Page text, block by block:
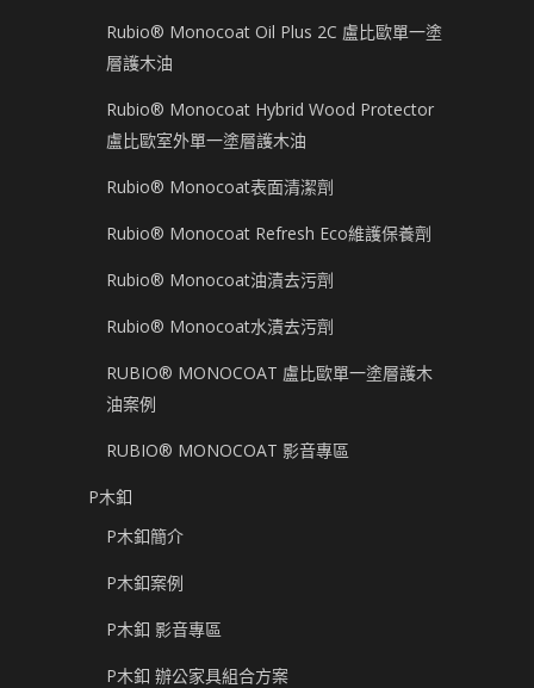
Rubio® Monocoat Oil Plus 2C 盧比歐單一塗
層護木油
Rubio® Monocoat Hybrid Wood Protector
盧比歐室外單一塗層護木油
Rubio® Monocoat表面清潔劑
Rubio® Monocoat Refresh Eco維護保養劑
Rubio® Monocoat油漬去污劑
Rubio® Monocoat水漬去污劑
RUBIO® MONOCOAT 盧比歐單一塗層護木
油案例
RUBIO® MONOCOAT 影音專區
P木釦
P木釦簡介
P木釦案例
P木釦 影音專區
P木釦 辦公家具組合方案